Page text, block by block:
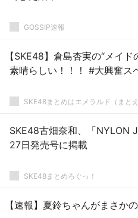
GOSSIP速報
【SKE48】倉島杏実の“メイド
素晴らしい！！！ #大興奮ス
SKE48まとめはエメラルド（まとえ
SKE48古畑奈和、「NYLON
27日発売号に掲載
SKE48まとめろぐっ！
【速報】夏鈴ちゃんがまさか